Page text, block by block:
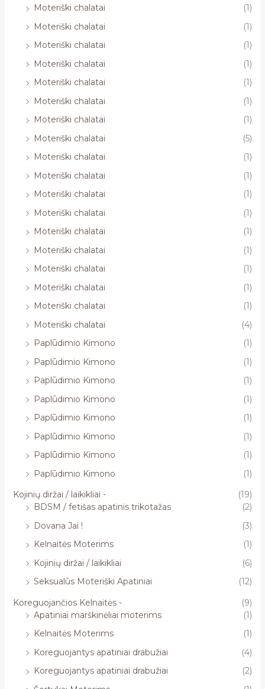
Moteriški chalatai
(1)
Moteriški chalatai
(1)
Moteriški chalatai
(1)
Moteriški chalatai
(1)
Moteriški chalatai
(1)
Moteriški chalatai
(1)
Moteriški chalatai
(1)
Moteriški chalatai
(5)
Moteriški chalatai
(1)
Moteriški chalatai
(1)
Moteriški chalatai
(1)
Moteriški chalatai
(1)
Moteriški chalatai
(1)
Moteriški chalatai
(1)
Moteriški chalatai
(1)
Moteriški chalatai
(1)
Moteriški chalatai
(1)
Moteriški chalatai
(4)
Paplūdimio Kimono
(1)
Paplūdimio Kimono
(1)
Paplūdimio Kimono
(1)
Paplūdimio Kimono
(1)
Paplūdimio Kimono
(1)
Paplūdimio Kimono
(1)
Paplūdimio Kimono
(1)
Paplūdimio Kimono
(1)
Kojinių diržai / laikikliai -
(19)
BDSM / fetišas apatinis trikotažas
(2)
Dovana Jai !
(3)
Kelnaitės Moterims
(1)
Kojinių diržai / laikikliai
(6)
Seksualūs Moteriški Apatiniai
(12)
Koreguojančios Kelnaitės -
(9)
Apatiniai marškinėliai moterims
(1)
Kelnaitės Moterims
(1)
Koreguojantys apatiniai drabužiai
(4)
Koreguojantys apatiniai drabužiai
(2)